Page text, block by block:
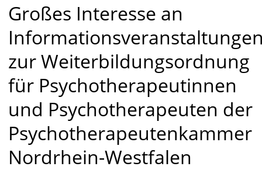
Großes Interesse an
zur Weiterbildungsordnung
für Psychotherapeutinnen
und Psychotherapeuten der
Psychotherapeutenkammer
Nordrhein-Westfalen